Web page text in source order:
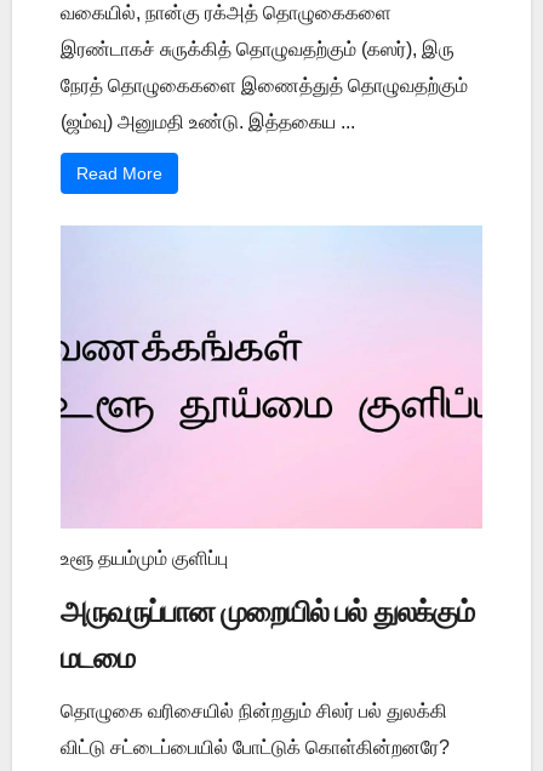
வகையில், நான்கு ரக்அத் தொழுகைகளை
இரண்டாகச் சுருக்கித் தொழுவதற்கும் (கஸர்), இரு
நேரத் தொழுகைகளை இணைத்துத் தொழுவதற்கும்
(ஜம்வு) அனுமதி உண்டு. இத்தகைய ...
Read More
உளூ தயம்மும் குளிப்பு
அருவருப்பான முறையில் பல் துலக்கும்
மடமை
தொழுகை வரிசையில் நின்றதும் சிலர் பல் துலக்கி
விட்டு சட்டைப்பையில் போட்டுக் கொள்கின்றனரே?